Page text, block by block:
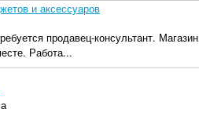
и аксессуаров
продавец-консультант. Магазин
Работа...